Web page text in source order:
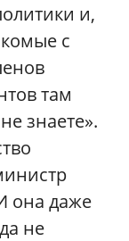
и,
с
там
знаете».
она даже
не